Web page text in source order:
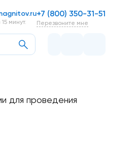
минут.
+7 (800) 350-31-51
Перезвоните мне
для проведения